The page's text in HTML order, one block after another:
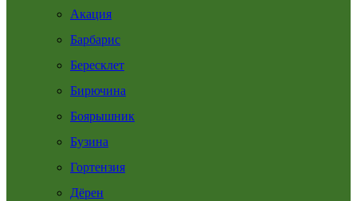
Акация
Барбарис
Бересклет
Бирючина
Боярышник
Бузина
Гортензия
Дёрен